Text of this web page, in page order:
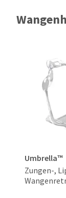
Umbrella™
Zungen-,